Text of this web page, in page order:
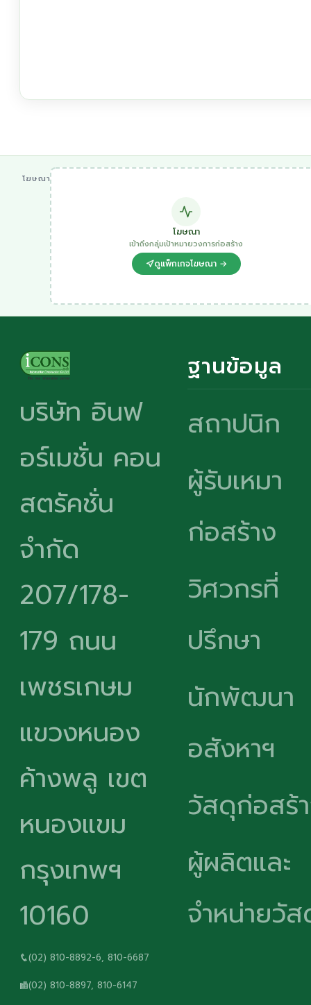
โฆษณา
โฆษณา
เข้าถึงกลุ่มเป้าหมายวงการก่อสร้าง
ดูแพ็กเกจโฆษณา →
บริษัท อินฟ
อร์เมชั่น คอน
สตรัคชั่น
จำกัด
207/178-
179 ถนน
เพชรเกษม
แขวงหนอง
ค้างพลู เขต
หนองแขม
กรุงเทพฯ
10160
(02) 810-8892-6, 810-6687
(02) 810-8897, 810-6147
ฐานข้อมูล
สถาปนิก
ผู้รับเหมา
ก่อสร้าง
วิศวกรที่
ปรึกษา
นักพัฒนา
อสังหาฯ
วัสดุก่อสร้
ผู้ผลิตและ
จำหน่ายวั